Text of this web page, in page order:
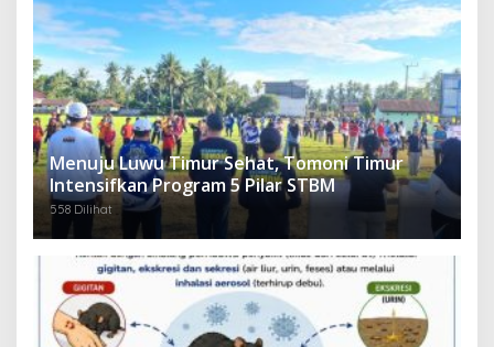
Menuju Luwu Timur Sehat, Tomoni Timur
Intensifkan Program 5 Pilar STBM
558 Dilihat